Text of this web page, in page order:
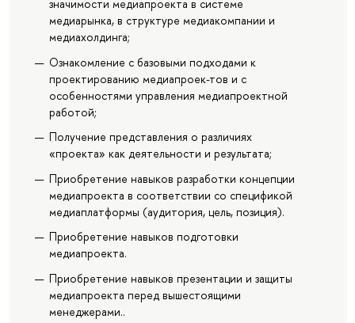
значимости медиапроекта в системе
медиарынка, в структуре медиакомпании и
медиахолдинга;
Ознакомление с базовыми подходами к
проектированию медиапроек-тов и с
особенностями управления медиапроектной
работой;
Получение представления о различиях
«проекта» как деятельности и результата;
Приобретение навыков разработки концепции
медиапроекта в соответствии со спецификой
медиаплатформы (аудитория, цель, позиция).
Приобретение навыков подготовки
медиапроекта.
Приобретение навыков презентации и защиты
медиапроекта перед вышестоящими
менеджерами..